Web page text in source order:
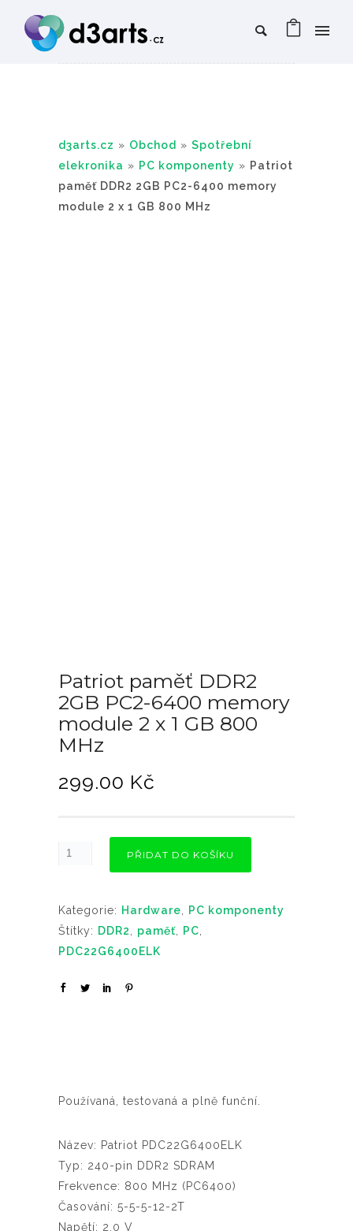
d3arts.cz » Obchod » Spotřební
elekronika » PC komponenty » Patriot
paměť DDR2 2GB PC2-6400 memory
module 2 x 1 GB 800 MHz
Patriot paměť DDR2
2GB PC2-6400 memory
module 2 x 1 GB 800
MHz
299.00 Kč
PŘIDAT DO KOŠÍKU
Kategorie: Hardware
PC komponenty
Štítky: DDR2 paměť PC
PDC22G6400ELK
Používaná, testovaná a plně funční.
Název: Patriot PDC22G6400ELK
Typ: 240-pin DDR2 SDRAM
Frekvence: 800 MHz (PC6400)
Časování: 5-5-5-12-2T
Napětí: 2,0 V